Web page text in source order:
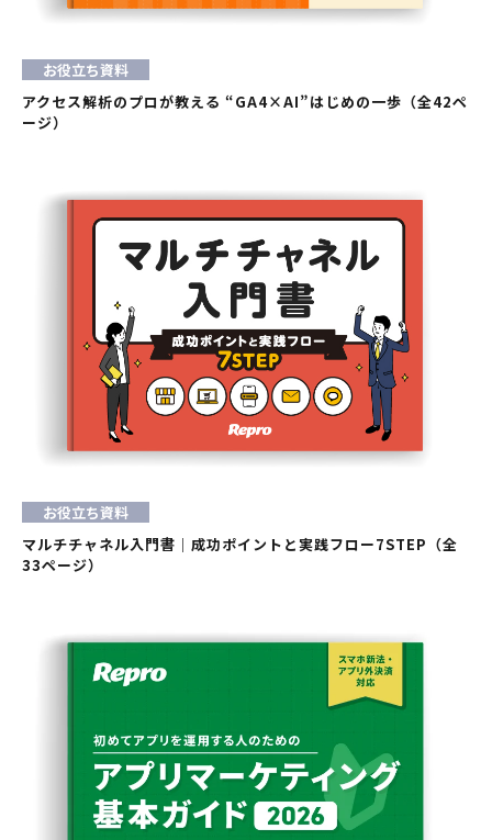
お役立ち資料
アクセス解析のプロが教える “GA4×AI”はじめの一歩（全42ペ
ージ）
お役立ち資料
マルチチャネル入門書｜成功ポイントと実践フロー7STEP（全
33ページ）